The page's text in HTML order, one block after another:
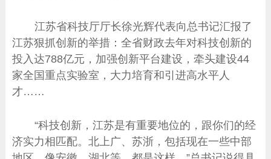
江苏省科技厅厅长徐光辉代表向总书记汇报了
江苏狠抓创新的举措：全省财政去年对科技创新的
投入达788亿元，加强创新平台建设，牵头建设44
家全国重点实验室，大力培育和引进高水平人
才……
“科技创新，江苏是有重要地位的，跟你们的经
济实力相匹配。北上广、苏浙，包括现在一些中部